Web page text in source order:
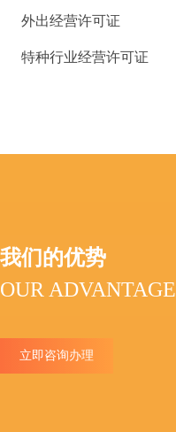
外出经营许可证
特种行业经营许可证
我们的优势
OUR ADVANTAGE
立即咨询办理